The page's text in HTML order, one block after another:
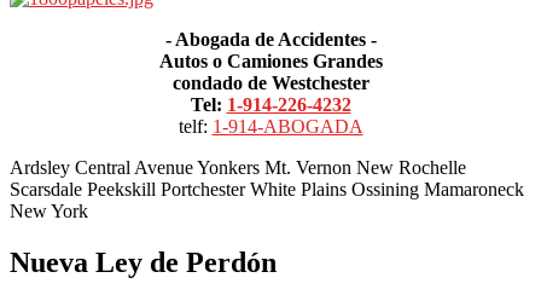
- Abogada de Accidentes -
Autos o Camiones Grandes
condado de Westchester
Tel: 1-914-226-4232
telf: 1-914-ABOGADA
Ardsley Central Avenue Yonkers Mt. Vernon New Rochelle
Scarsdale Peekskill Portchester White Plains Ossining Mamaroneck
New York
Nueva Ley de Perdón